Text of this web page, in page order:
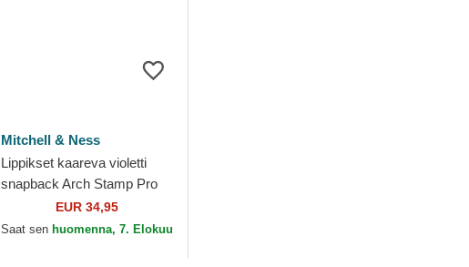
Mitchell & Ness
Lippikset kaareva violetti
snapback Arch Stamp Pro
Los Angeles Lakers NBA
Mitchell & Ness
EUR 34,95
Saat sen huomenna, 7. Elokuu